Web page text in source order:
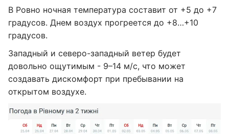
В Ровно ночная температура составит от +5 до +7
градусов. Днем воздух прогреется до +8…+10
градусов.
Западный и северо-западный ветер будет
довольно ощутимым - 9–14 м/с, что может
создавать дискомфорт при пребывании на
открытом воздухе.